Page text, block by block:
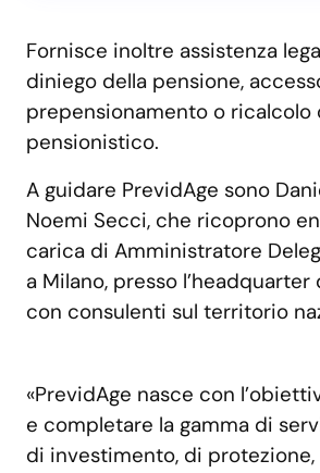
Fornisce inoltre assistenza
diniego della pensione,
prepensionamento o ricalcolo
pensionistico.
A guidare PrevidAge sono
Noemi Secci, che ricoprono
carica di Amministratore
a Milano, presso
con consulenti sul territorio
«PrevidAge nasce con
e completare la gamma di
di investimento, di protezione,